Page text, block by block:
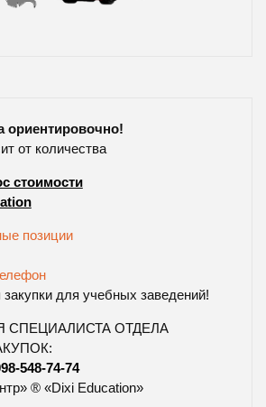
ориентировочно!
от количества
стоимости
позиции
для учебных заведений!
СПЕЦИАЛИСТА ОТДЕЛА
548-74-74
® «Dixi Education»